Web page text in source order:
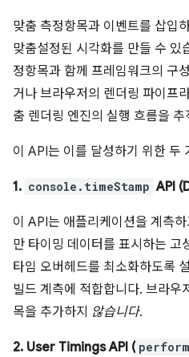
맞춤 측정항목과 이벤트를 삽입
맞춤설정된 시각화를 만들 수 있
정항목과 함께 프레임워크의 구
거나 브라우저의 렌더링 파이프
춤 렌더링 엔진의 실행 흐름을
이 API는 이를 달성하기 위한 두
1. console.timeStamp API
이 API는 애플리케이션을 계측
만 타이밍 데이터를 표시하는 고
타임 오버헤드를 최소화하도록
빌드 계측에 적합합니다. 브라우
목을 추가하지 않습니다.
2. User Timings API (